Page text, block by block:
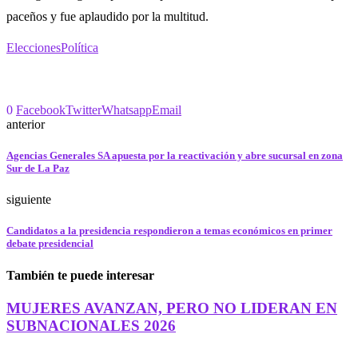
paceños y fue aplaudido por la multitud.
EleccionesPolítica
0 FacebookTwitterWhatsappEmail
anterior
Agencias Generales SA apuesta por la reactivación y abre sucursal en zona
Sur de La Paz
siguiente
Candidatos a la presidencia respondieron a temas económicos en primer
debate presidencial
También te puede interesar
MUJERES AVANZAN, PERO NO LIDERAN EN
SUBNACIONALES 2026